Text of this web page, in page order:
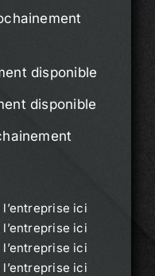
disponible
disponible
ici
ici
ici
ici